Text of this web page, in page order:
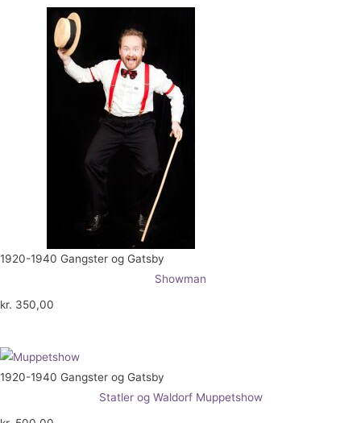
1920-1940 Gangster og Gatsby
Showman
kr. 350,00
1920-1940 Gangster og Gatsby
Statler og Waldorf Muppetshow